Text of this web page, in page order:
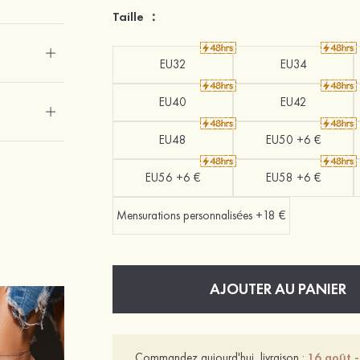
Taille ：
EU32 EU34
EU40 EU42
EU48 EU50 +6 €
EU56 +6 € EU58 +6 €
Mensurations personnalisées +18 €
AJOUTER AU PANIER